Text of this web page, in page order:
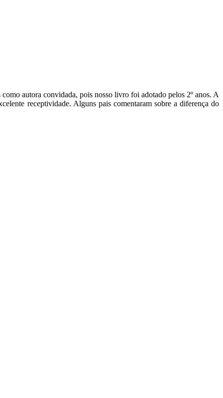
autora convidada, pois nosso livro foi adotado pelos 2º anos. A
receptividade. Alguns pais comentaram sobre a diferença do